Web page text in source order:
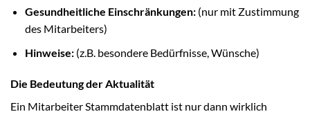
Gesundheitliche Einschränkungen:(nur mit Zustimmung
des Mitarbeiters)
Hinweise:(z.B. besondere Bedürfnisse, Wünsche)
Die Bedeutung der Aktualität
Ein Mitarbeiter Stammdatenblatt ist nur dann wirklich